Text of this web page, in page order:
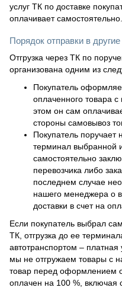
услуг ТК по доставке
оплачивает самостоятельно.
Порядок отправки в
Отгрузка через ТК по
организована одним из
Покупатель
оплаченного товара
этом он сам
стороны самовывоз
Покупатель поручает
терминал выбранной
самостоятельно
перевозчика либо
последнем случае
нашего менеджера о
доставки в счет на
Если покупатель выбрал
ТК, отгрузка до ее
автотранспортом –
мы не отгружаем товары с
товар перед оформлением
оплачен на 100 %, включая